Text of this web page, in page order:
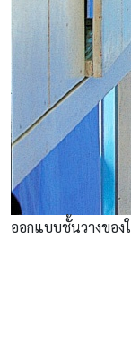
ออกแบบชั้นวางขอ